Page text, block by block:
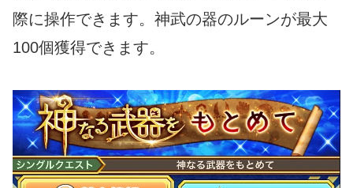
際に操作できます。神武の器のルーンが最大
100個獲得できます。